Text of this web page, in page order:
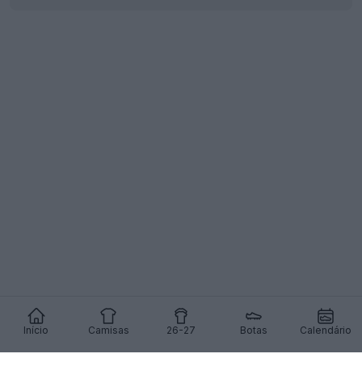
Início Camisas 26-27 Botas Calendário